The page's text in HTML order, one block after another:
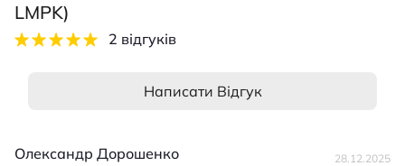
LMPK)
2 відгуків
Написати Відгук
Олександр Дорошенко 28.12.2025